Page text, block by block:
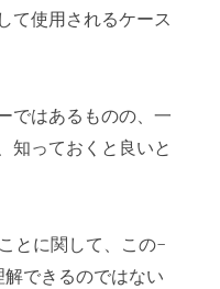
て使用されるケース
ではあるものの、一
知っておくと良いと
とに関して、この-
できるのではない